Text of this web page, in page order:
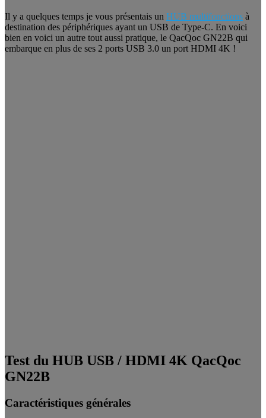
Il y a quelques temps je vous présentais un HUB multifonctions à
destination des périphériques ayant un USB de Type-C. En voici
bien en voici un autre tout aussi pratique, le QacQoc GN22B qui
embarque en plus de ses 2 ports USB 3.0 un port HDMI 4K !
Test du HUB USB / HDMI 4K QacQoc
GN22B
Caractéristiques générales